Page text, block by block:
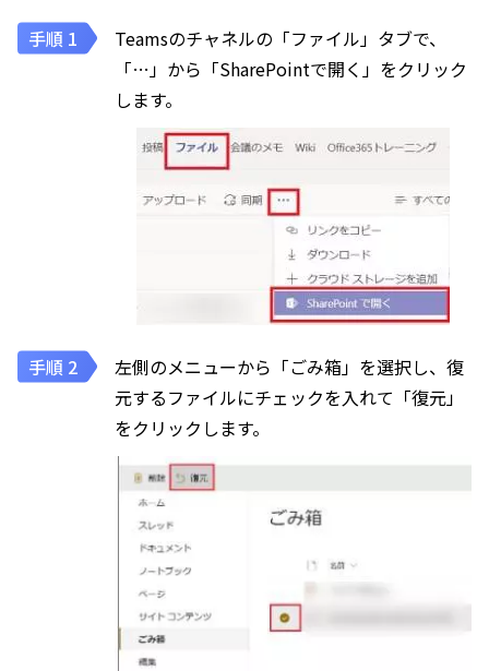
Teamsのチャネルの「ファイル」タブで、
「…」から「SharePointで開く」をクリック
します。
左側のメニューから「ごみ箱」を選択し、復
元するファイルにチェックを入れて「復元」
をクリックします。